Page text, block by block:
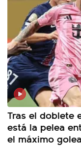
Tras el doblete
está la pelea
el máximo